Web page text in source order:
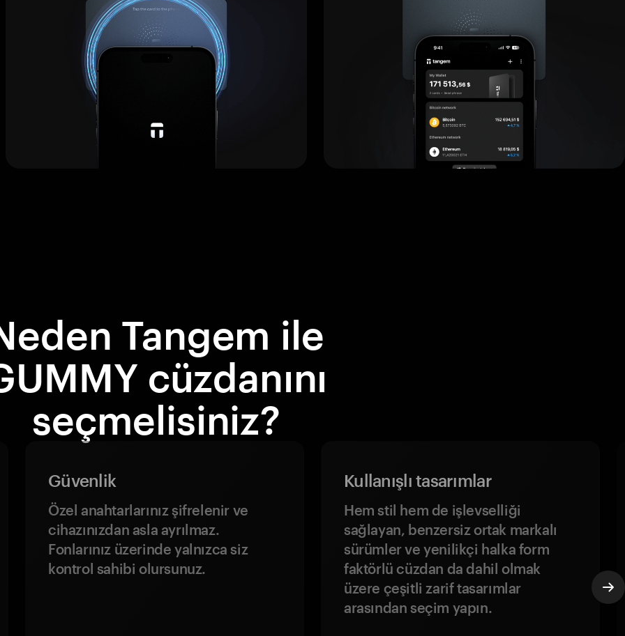
Tangem ile
cüzdanını
seçmelisiniz?
Güvenlik
Özel anahtarlarınız şifrelenir ve
cihazınızdan asla ayrılmaz.
Fonlarınız üzerinde yalnızca siz
kontrol sahibi olursunuz.
Kullanışlı tasarımlar
Hem stil hem de işlevselliği
sağlayan, benzersiz ortak markalı
sürümler ve yenilikçi halka form
faktörlü cüzdan da dahil olmak
üzere çeşitli zarif tasarımlar
arasından seçim yapın.